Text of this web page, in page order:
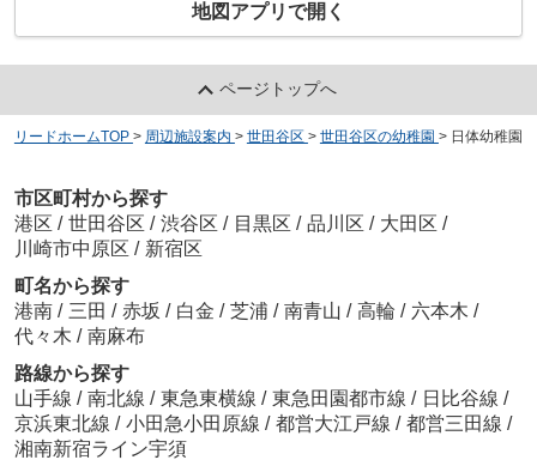
地図アプリで開く
ページトップへ
リードホームTOP > 周辺施設案内 > 世田谷区 > 世田谷区の幼稚園 > 日体幼稚園
市区町村から探す
港区 / 世田谷区 / 渋谷区 / 目黒区 / 品川区 / 大田区 /
川崎市中原区 / 新宿区
町名から探す
港南 / 三田 / 赤坂 / 白金 / 芝浦 / 南青山 / 高輪 / 六本木 /
代々木 / 南麻布
路線から探す
山手線 / 南北線 / 東急東横線 / 東急田園都市線 / 日比谷線 /
京浜東北線 / 小田急小田原線 / 都営大江戸線 / 都営三田線 /
湘南新宿ライン宇須